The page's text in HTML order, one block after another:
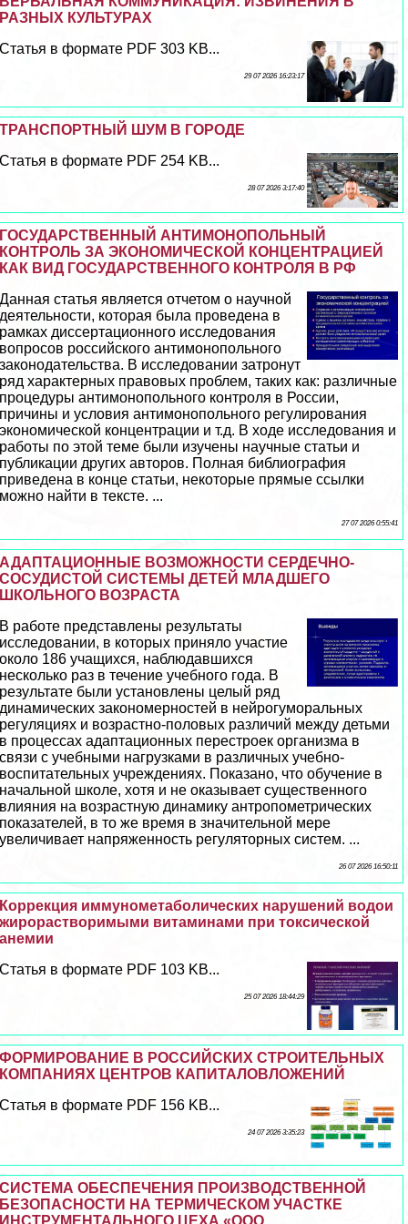
РАЗНЫХ КУЛЬТУРАХ
Статья в формате PDF 303 KB...
29 07 2026 16:23:17
ТРАНСПОРТНЫЙ ШУМ В ГОРОДЕ
Статья в формате PDF 254 KB...
28 07 2026 3:17:40
ГОСУДАРСТВЕННЫЙ АНТИМОНОПОЛЬНЫЙ
КОНТРОЛЬ ЗА ЭКОНОМИЧЕСКОЙ КОНЦЕНТРАЦИЕЙ
КАК ВИД ГОСУДАРСТВЕННОГО КОНТРОЛЯ В РФ
Данная статья является отчетом о научной
деятельности, которая была проведена в
рамках диссертационного исследования
вопросов российского антимонопольного
законодательства. В исследовании затронут
ряд хаpaктерных правовых проблем, таких как: различные
процедуры антимонопольного контроля в России,
причины и условия антимонопольного регулирования
экономической концентрации и т.д. В ходе исследования и
работы по этой теме были изучены научные статьи и
публикации других авторов. Полная библиография
приведена в конце статьи, некоторые прямые ссылки
можно найти в тексте. ...
27 07 2026 0:55:41
АДАПТАЦИОННЫЕ ВОЗМОЖНОСТИ СЕРДЕЧНО-
СОСУДИСТОЙ СИСТЕМЫ ДЕТЕЙ МЛАДШЕГО
ШКОЛЬНОГО ВОЗРАСТА
В работе представлены результаты
исследовании, в которых приняло участие
около 186 учащихся, наблюдавшихся
несколько раз в течение учебного года. В
результате были установлены целый ряд
динамических закономерностей в нейрогумopaльных
регуляциях и возрастно-пoлoвых различий между детьми
в процессах адаптационных перестроек организма в
связи с учебными нагрузками в различных учебно-
воспитательных учреждениях. Показано, что обучение в
начальной школе, хотя и не оказывает существенного
влияния на возрастную динамику антропометрических
показателей, в то же время в значительной мере
увеличивает напряженность регуляторных систем. ...
26 07 2026 16:50:11
Коррекция иммунометаболических нарушений водои
жирорастворимыми витаминами при токсической
анемии
Статья в формате PDF 103 KB...
25 07 2026 18:44:29
ФОРМИРОВАНИЕ В РОССИЙСКИХ СТРОИТЕЛЬНЫХ
КОМПАНИЯХ ЦЕНТРОВ КАПИТАЛОВЛОЖЕНИЙ
Статья в формате PDF 156 KB...
24 07 2026 3:35:23
СИСТЕМА ОБЕСПЕЧЕНИЯ ПРОИЗВОДСТВЕННОЙ
БЕЗОПАСНОСТИ НА ТЕРМИЧЕСКОМ УЧАСТКЕ